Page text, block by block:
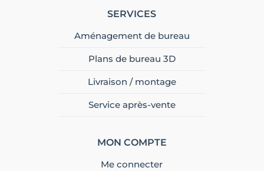
SERVICES
Aménagement de bureau
Plans de bureau 3D
Livraison / montage
Service après-vente
MON COMPTE
Me connecter